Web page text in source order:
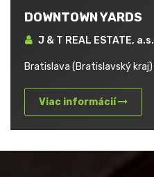
DOWNTOWN YARDS
J & T REAL ESTATE, a.s.
Bratislava (Bratislavský kraj)
Viac informácií